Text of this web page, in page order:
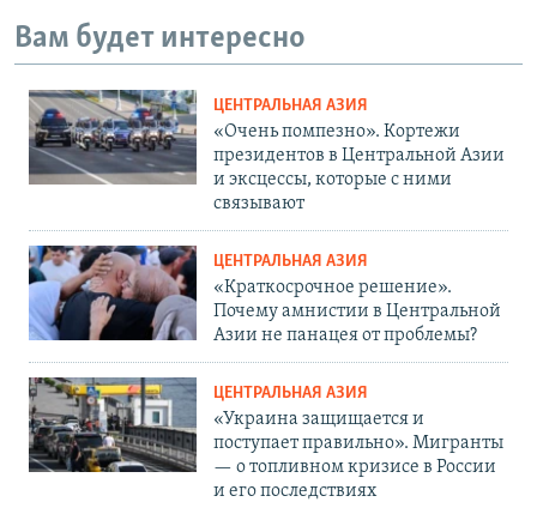
Вам будет интересно
ЦЕНТРАЛЬНАЯ АЗИЯ
«Очень помпезно». Кортежи
президентов в Центральной Азии
и эксцессы, которые с ними
связывают
ЦЕНТРАЛЬНАЯ АЗИЯ
«Краткосрочное решение».
Почему амнистии в Центральной
Азии не панацея от проблемы?
ЦЕНТРАЛЬНАЯ АЗИЯ
«Украина защищается и
поступает правильно». Мигранты
— о топливном кризисе в России
и его последствиях